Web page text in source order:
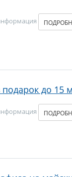
до 15